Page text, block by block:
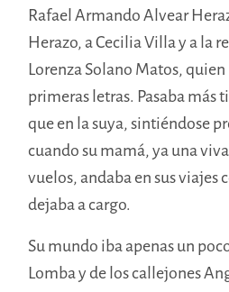
Rafael Armando Alvear
Herazo, a Cecilia Villa y a la
Lorenza Solano Matos, quien
primeras letras. Pasaba más
que en la suya, sintiéndose
cuando su mamá, ya una
vuelos, andaba en sus viajes
dejaba a cargo.
Su mundo iba apenas un
Lomba y de los callejones